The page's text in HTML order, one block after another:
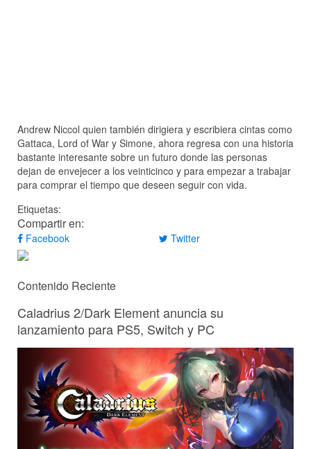
Andrew Niccol quien también dirigiera y escribiera cintas como
Gattaca, Lord of War y Simone, ahora regresa con una historia
bastante interesante sobre un futuro donde las personas
dejan de envejecer a los veinticinco y para empezar a trabajar
para comprar el tiempo que deseen seguir con vida.
Etiquetas:
Compartir en:
Facebook Twitter
Contenido Reciente
Caladrius 2/Dark Element anuncia su
lanzamiento para PS5, Switch y PC